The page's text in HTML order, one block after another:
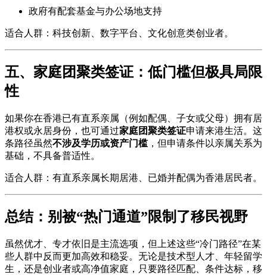
政府有配套基金与办公场地支持
适合人群：科技创新、数字平台、文化创意类创业者。
五、家庭团聚类签证：低门槛但极具局限
性
如果你在香港已有直系亲属（例如配偶、子女或父母）拥有居
港权或永居身份，也可通过家庭团聚类签证申请来港生活。这
条路径虽然不涉及学历或资产门槛，但申请条件以亲属关系为
基础，不具备普适性。
适合人群：有直系亲属长期居港、已婚并配偶为香港居民者。
总结：别被“热门通道”限制了移民视野
虽然优才、专才依旧是主流选项，但上述这些“冷门路径”在某
些人群中反而更加高效和稳妥。无论是技术型人才、年轻留学
生，还是创业者或高净值家庭，只要路径匹配、条件达标，移